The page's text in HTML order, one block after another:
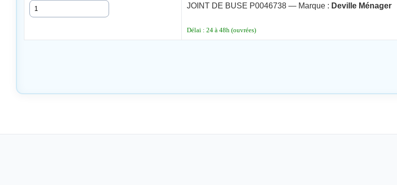
Quantité JOINT DE BUSE P0046738 — Marque : Deville Ménager
Délai : 24 à 48h (ouvrées)